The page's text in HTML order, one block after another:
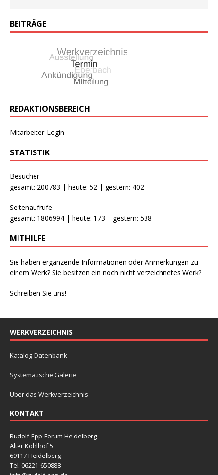
BEITRÄGE
REDAKTIONSBEREICH
Mitarbeiter-Login
STATISTIK
Besucher
gesamt: 200783 | heute: 52 | gestern: 402
Seitenaufrufe
gesamt: 1806994 | heute: 173 | gestern: 538
MITHILFE
Sie haben ergänzende Informationen oder Anmerkungen zu
einem Werk? Sie besitzen ein noch nicht verzeichnetes Werk?
Schreiben Sie uns!
WERKVERZEICHNIS
Katalog-Datenbank
Systematische Galerie
Über das Werkverzeichnis
KONTAKT
Rudolf-Epp-Forum Heidelberg
Alter Kohlhof 5
69117 Heidelberg
Tel. 06221-650888